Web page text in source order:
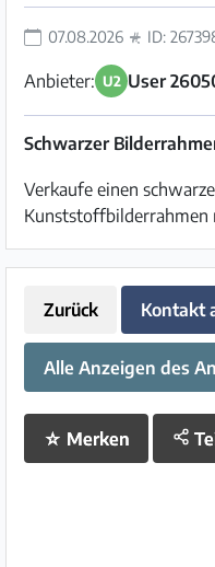
07.08.2026 ID:
Anbieter: U2 User
Schwarzer
Verkaufe einen
Zurück Kontakt
Alle Anzeigen des
☆ Merken